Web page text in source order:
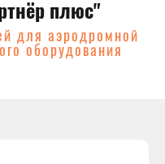
плюс"
для аэродромной
оборудования